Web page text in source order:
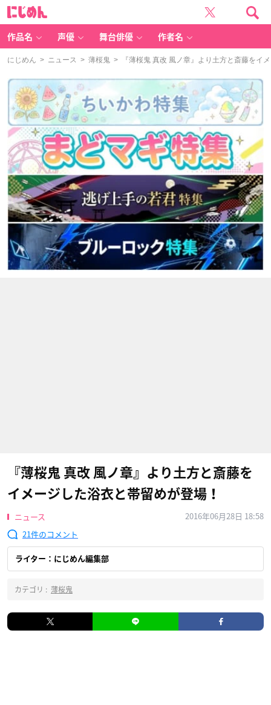
作品名 声優 舞台俳優 作者名
にじめん > ニュース > 薄桜鬼 > 『薄桜鬼 真改 風ノ章』より土方と斎藤をイ
『薄桜鬼 真改 風ノ章』より土方と斎藤を
イメージした浴衣と帯留めが登場！
ニュース
2016年06月28日 18:58
21
ライター：にじめん編集部
カテゴリ : 薄桜鬼